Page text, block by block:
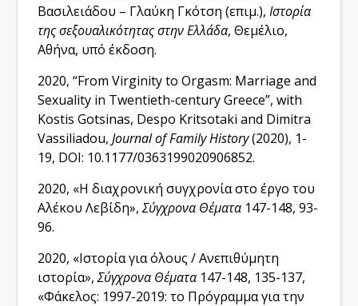
Βασιλειάδου – Γλαύκη Γκότση (επιμ.),Ιστορία
της σεξουαλικότητας στην Ελλάδα, Θεμέλιο,
Αθήνα, υπό έκδοση.
2020, “From Virginity to Orgasm: Marriage and
Sexuality in Twentieth-century Greece”, with
Kostis Gotsinas, Despo Kritsotaki and Dimitra
Vassiliadou,Journal of Family History(2020), 1-
19, DOI: 10.1177/0363199020906852.
2020, «Η διαχρονική συγχρονία στο έργο του
Αλέκου Λεβίδη»,Σύγχρονα Θέματα 147-148, 93-
96.
2020, «Ιστορία για όλους / Ανεπιθύμητη
ιστορία»,Σύγχρονα Θέματα 147-148, 135-137,
«Φάκελος: 1997-2019: το Πρόγραμμα για την